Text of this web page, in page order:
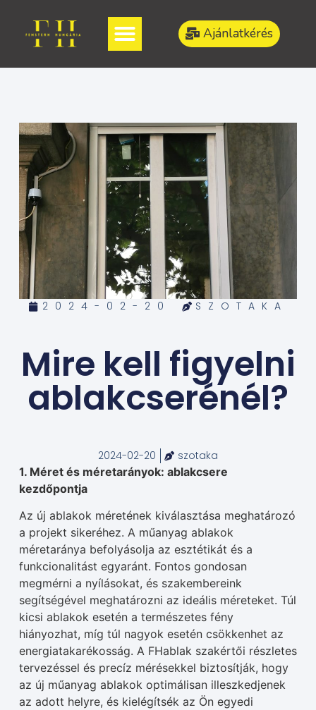
Ajánlatkérés
2024-02-20 SZOTAKA
Mire kell figyelni
ablakcserénél?
2024-02-20
szotaka
1. Méret és méretarányok: ablakcsere
kezdőpontja
Az új ablakok méretének kiválasztása meghatározó
a projekt sikeréhez. A műanyag ablakok
méretaránya befolyásolja az esztétikát és a
funkcionalitást egyaránt. Fontos gondosan
megmérni a nyílásokat, és szakembereink
segítségével meghatározni az ideális méreteket. Túl
kicsi ablakok esetén a természetes fény
hiányozhat, míg túl nagyok esetén csökkenhet az
energiatakarékosság. A FHablak szakértői részletes
tervezéssel és precíz mérésekkel biztosítják, hogy
az új műanyag ablakok optimálisan illeszkedjenek
az adott helyre, és kielégítsék az Ön egyedi